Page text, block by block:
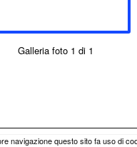
Galleria foto 1 di 1
navigazione questo sito fa uso di